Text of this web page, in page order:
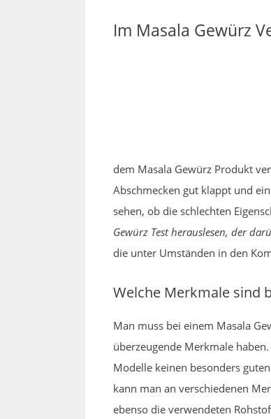
Im Masala Gewürz
dem Masala Gewürz Produkt
Abschmecken gut klappt und
sehen, ob die schlechten
Gewürz Test herauslesen, der
die unter Umständen in den
Welche Merkmale sind
Man muss bei einem Masala
überzeugende Merkmale
Modelle keinen besonders
kann man an verschiedenen
ebenso die verwendeten